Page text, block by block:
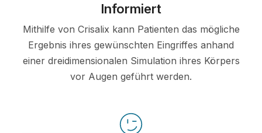
Informiert
Mithilfe von Crisalix kann Patienten das mögliche
Ergebnis ihres gewünschten Eingriffes anhand
einer dreidimensionalen Simulation ihres Körpers
vor Augen geführt werden.